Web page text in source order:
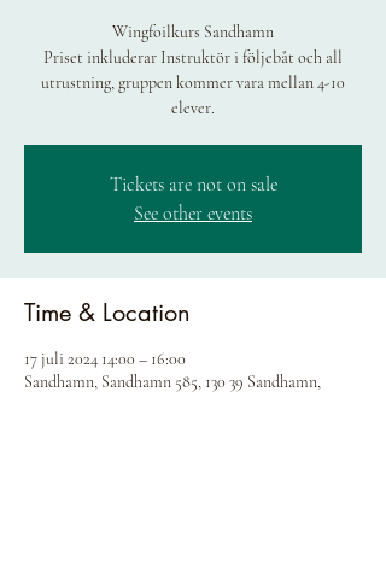
Wingfoilkurs Sandhamn
Priset inkluderar Instruktör i följebåt och all
utrustning, gruppen kommer vara mellan 4-10
elever.
Tickets are not on sale
See other events
Time & Location
17 juli 2024 14:00 – 16:00
Sandhamn, Sandhamn 585, 130 39 Sandhamn,